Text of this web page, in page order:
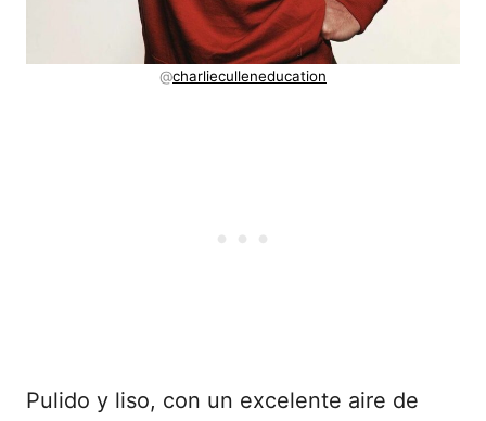
@charlieculleneducation
Pulido y liso, con un excelente aire de